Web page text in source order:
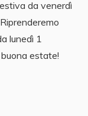
da venerdì
lunedì 1
estate!